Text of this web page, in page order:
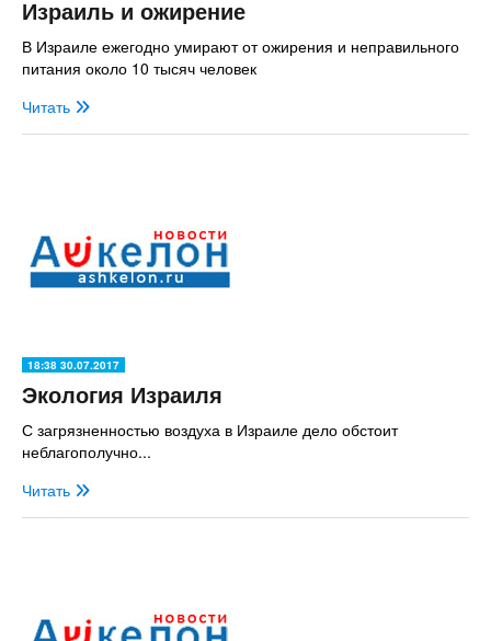
Израиль и ожирение
В Израиле ежегодно умирают от ожирения и неправильного
питания около 10 тысяч человек
Читать
18:38 30.07.2017
Экология Израиля
С загрязненностью воздуха в Израиле дело обстоит
неблагополучно...
Читать